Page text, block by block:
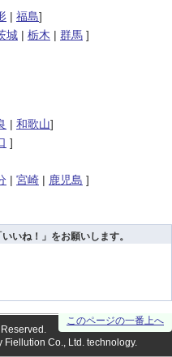
| 福島]
城 | 栃木 | 群馬 ]
| 和歌山]
]
| 宮崎 | 鹿児島 ]
いね！」をお願いします。
このページの一番上へ
Fiellution Co., Ltd. technology.